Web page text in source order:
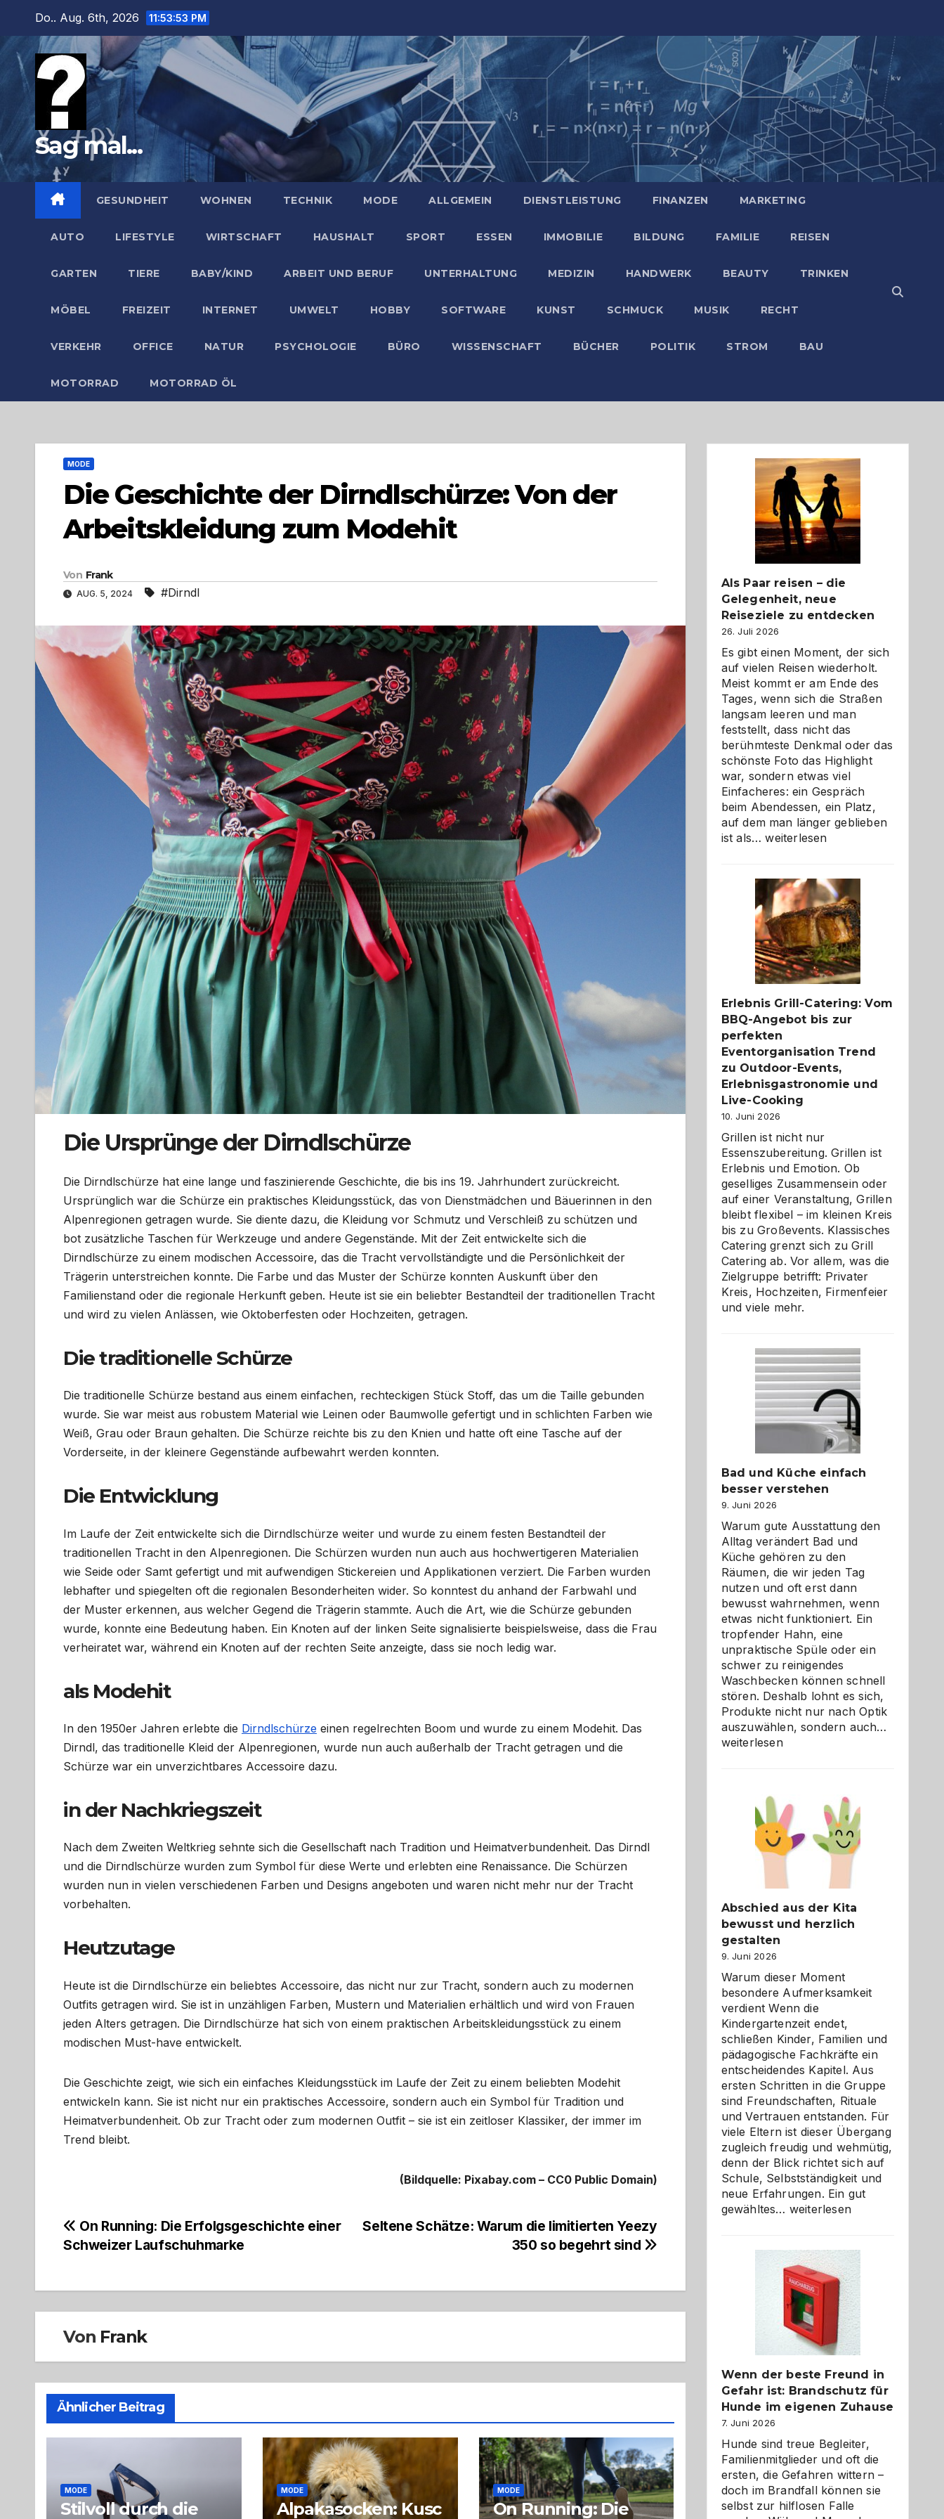
springen
Do.. Aug. 6th, 2026 11:53:55 PM
Sag mal...
GESUNDHEIT WOHNEN TECHNIK MODE ALLGEMEIN DIENSTLEISTUNG FINANZEN MARKETING
AUTO LIFESTYLE WIRTSCHAFT HAUSHALT SPORT ESSEN IMMOBILIE BILDUNG FAMILIE REISEN
GARTEN TIERE BABY/KIND ARBEIT UND BERUF UNTERHALTUNG MEDIZIN HANDWERK BEAUTY TRINKEN
MÖBEL FREIZEIT INTERNET UMWELT HOBBY SOFTWARE KUNST SCHMUCK MUSIK RECHT
VERKEHR OFFICE NATUR PSYCHOLOGIE BÜRO WISSENSCHAFT BÜCHER POLITIK STROM BAU
MOTORRAD MOTORRAD ÖL
MODE
Die Geschichte der Dirndlschürze: Von der
Arbeitskleidung zum Modehit
Von Frank
AUG. 5, 2024 #Dirndl
Die Ursprünge der Dirndlschürze
Die Dirndlschürze hat eine lange und faszinierende Geschichte, die bis ins 19. Jahrhundert zurückreicht.
Ursprünglich war die Schürze ein praktisches Kleidungsstück, das von Dienstmädchen und Bäuerinnen in den
Alpenregionen getragen wurde. Sie diente dazu, die Kleidung vor Schmutz und Verschleiß zu schützen und
bot zusätzliche Taschen für Werkzeuge und andere Gegenstände. Mit der Zeit entwickelte sich die
Dirndlschürze zu einem modischen Accessoire, das die Tracht vervollständigte und die Persönlichkeit der
Trägerin unterstreichen konnte. Die Farbe und das Muster der Schürze konnten Auskunft über den
Familienstand oder die regionale Herkunft geben. Heute ist sie ein beliebter Bestandteil der traditionellen Tracht
und wird zu vielen Anlässen, wie Oktoberfesten oder Hochzeiten, getragen.
Die traditionelle Schürze
Die traditionelle Schürze bestand aus einem einfachen, rechteckigen Stück Stoff, das um die Taille gebunden
wurde. Sie war meist aus robustem Material wie Leinen oder Baumwolle gefertigt und in schlichten Farben wie
Weiß, Grau oder Braun gehalten. Die Schürze reichte bis zu den Knien und hatte oft eine Tasche auf der
Vorderseite, in der kleinere Gegenstände aufbewahrt werden konnten.
Die Entwicklung
Im Laufe der Zeit entwickelte sich die Dirndlschürze weiter und wurde zu einem festen Bestandteil der
traditionellen Tracht in den Alpenregionen. Die Schürzen wurden nun auch aus hochwertigeren Materialien
wie Seide oder Samt gefertigt und mit aufwendigen Stickereien und Applikationen verziert. Die Farben wurden
lebhafter und spiegelten oft die regionalen Besonderheiten wider. So konntest du anhand der Farbwahl und
der Muster erkennen, aus welcher Gegend die Trägerin stammte. Auch die Art, wie die Schürze gebunden
wurde, konnte eine Bedeutung haben. Ein Knoten auf der linken Seite signalisierte beispielsweise, dass die Frau
verheiratet war, während ein Knoten auf der rechten Seite anzeigte, dass sie noch ledig war.
als Modehit
In den 1950er Jahren erlebte die Dirndlschürze einen regelrechten Boom und wurde zu einem Modehit. Das
Dirndl, das traditionelle Kleid der Alpenregionen, wurde nun auch außerhalb der Tracht getragen und die
Schürze war ein unverzichtbares Accessoire dazu.
in der Nachkriegszeit
Nach dem Zweiten Weltkrieg sehnte sich die Gesellschaft nach Tradition und Heimatverbundenheit. Das Dirndl
und die Dirndlschürze wurden zum Symbol für diese Werte und erlebten eine Renaissance. Die Schürzen
wurden nun in vielen verschiedenen Farben und Designs angeboten und waren nicht mehr nur der Tracht
vorbehalten.
Heutzutage
Heute ist die Dirndlschürze ein beliebtes Accessoire, das nicht nur zur Tracht, sondern auch zu modernen
Outfits getragen wird. Sie ist in unzähligen Farben, Mustern und Materialien erhältlich und wird von Frauen
jeden Alters getragen. Die Dirndlschürze hat sich von einem praktischen Arbeitskleidungsstück zu einem
modischen Must-have entwickelt.
Die Geschichte zeigt, wie sich ein einfaches Kleidungsstück im Laufe der Zeit zu einem beliebten Modehit
entwickeln kann. Sie ist nicht nur ein praktisches Accessoire, sondern auch ein Symbol für Tradition und
Heimatverbundenheit. Ob zur Tracht oder zum modernen Outfit – sie ist ein zeitloser Klassiker, der immer im
Trend bleibt.
(Bildquelle: Pixabay.com – CC0 Public Domain)
Beitragsnavigation
Seltene Schätze: Warum die limitierten Yeezy
350 so begehrt sind
On Running: Die Erfolgsgeschichte einer
Schweizer Laufschuhmarke
Von Frank
Ähnlicher Beitrag
MODE
Stilvoll durch die
MODE
Alpakasocken: Kusc
MODE
On Running: Die
Als Paar reisen – die
Gelegenheit, neue
Reiseziele zu entdecken
26. Juli 2026
Es gibt einen Moment, der sich
auf vielen Reisen wiederholt.
Meist kommt er am Ende des
Tages, wenn sich die Straßen
langsam leeren und man
feststellt, dass nicht das
berühmteste Denkmal oder das
schönste Foto das Highlight
war, sondern etwas viel
Einfacheres: ein Gespräch
beim Abendessen, ein Platz,
auf dem man länger geblieben
ist als…Als
die
Gelegenheit,
neue
Reiseziele
zu
entdecken
weiterlesen
Erlebnis Grill-Catering: Vom
BBQ-Angebot bis zur
perfekten
Eventorganisation Trend
zu Outdoor-Events,
Erlebnisgastronomie und
Live-Cooking
10. Juni 2026
Grillen ist nicht nur
Essenszubereitung. Grillen ist
Erlebnis und Emotion. Ob
geselliges Zusammensein oder
auf einer Veranstaltung, Grillen
bleibt flexibel – im kleinen Kreis
bis zu Großevents. Klassisches
Catering grenzt sich zu Grill
Catering ab. Vor allem, was die
Zielgruppe betrifft: Privater
Kreis, Hochzeiten, Firmenfeier
und viele mehr.
Bad und Küche einfach
besser verstehen
9. Juni 2026
Warum gute Ausstattung den
Alltag verändert Bad und
Küche gehören zu den
Räumen, die wir jeden Tag
nutzen und oft erst dann
bewusst wahrnehmen, wenn
etwas nicht funktioniert. Ein
tropfender Hahn, eine
unpraktische Spüle oder ein
schwer zu reinigendes
Waschbecken können schnell
stören. Deshalb lohnt es sich,
Produkte nicht nur nach Optik
auszuwählen, sondern auch…
weiterlesen
Abschied aus der Kita
bewusst und herzlich
gestalten
9. Juni 2026
Warum dieser Moment
besondere Aufmerksamkeit
verdient Wenn die
Kindergartenzeit endet,
schließen Kinder, Familien und
pädagogische Fachkräfte ein
entscheidendes Kapitel. Aus
ersten Schritten in die Gruppe
sind Freundschaften, Rituale
und Vertrauen entstanden. Für
viele Eltern ist dieser Übergang
zugleich freudig und wehmütig,
denn der Blick richtet sich auf
Schule, Selbstständigkeit und
neue Erfahrungen. Ein gut
gewähltes… Abschied
Kita
bewusst
und
herzlich
gestalten
weiterlesen
Wenn der beste Freund in
Gefahr ist: Brandschutz für
Hunde im eigenen Zuhause
7. Juni 2026
Hunde sind treue Begleiter,
Familienmitglieder und oft die
ersten, die Gefahren wittern –
doch im Brandfall können sie
selbst zur hilflosen Falle